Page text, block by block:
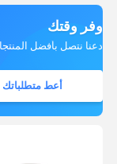
وفر وقتك
دعنا نتصل بأفضل
أعط متطلباتك